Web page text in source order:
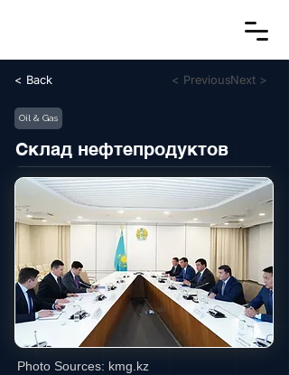
< Back < PreviousNext >
Oil & Gas
Склад нефтепродуктов
Photo Sources: kmg.kz